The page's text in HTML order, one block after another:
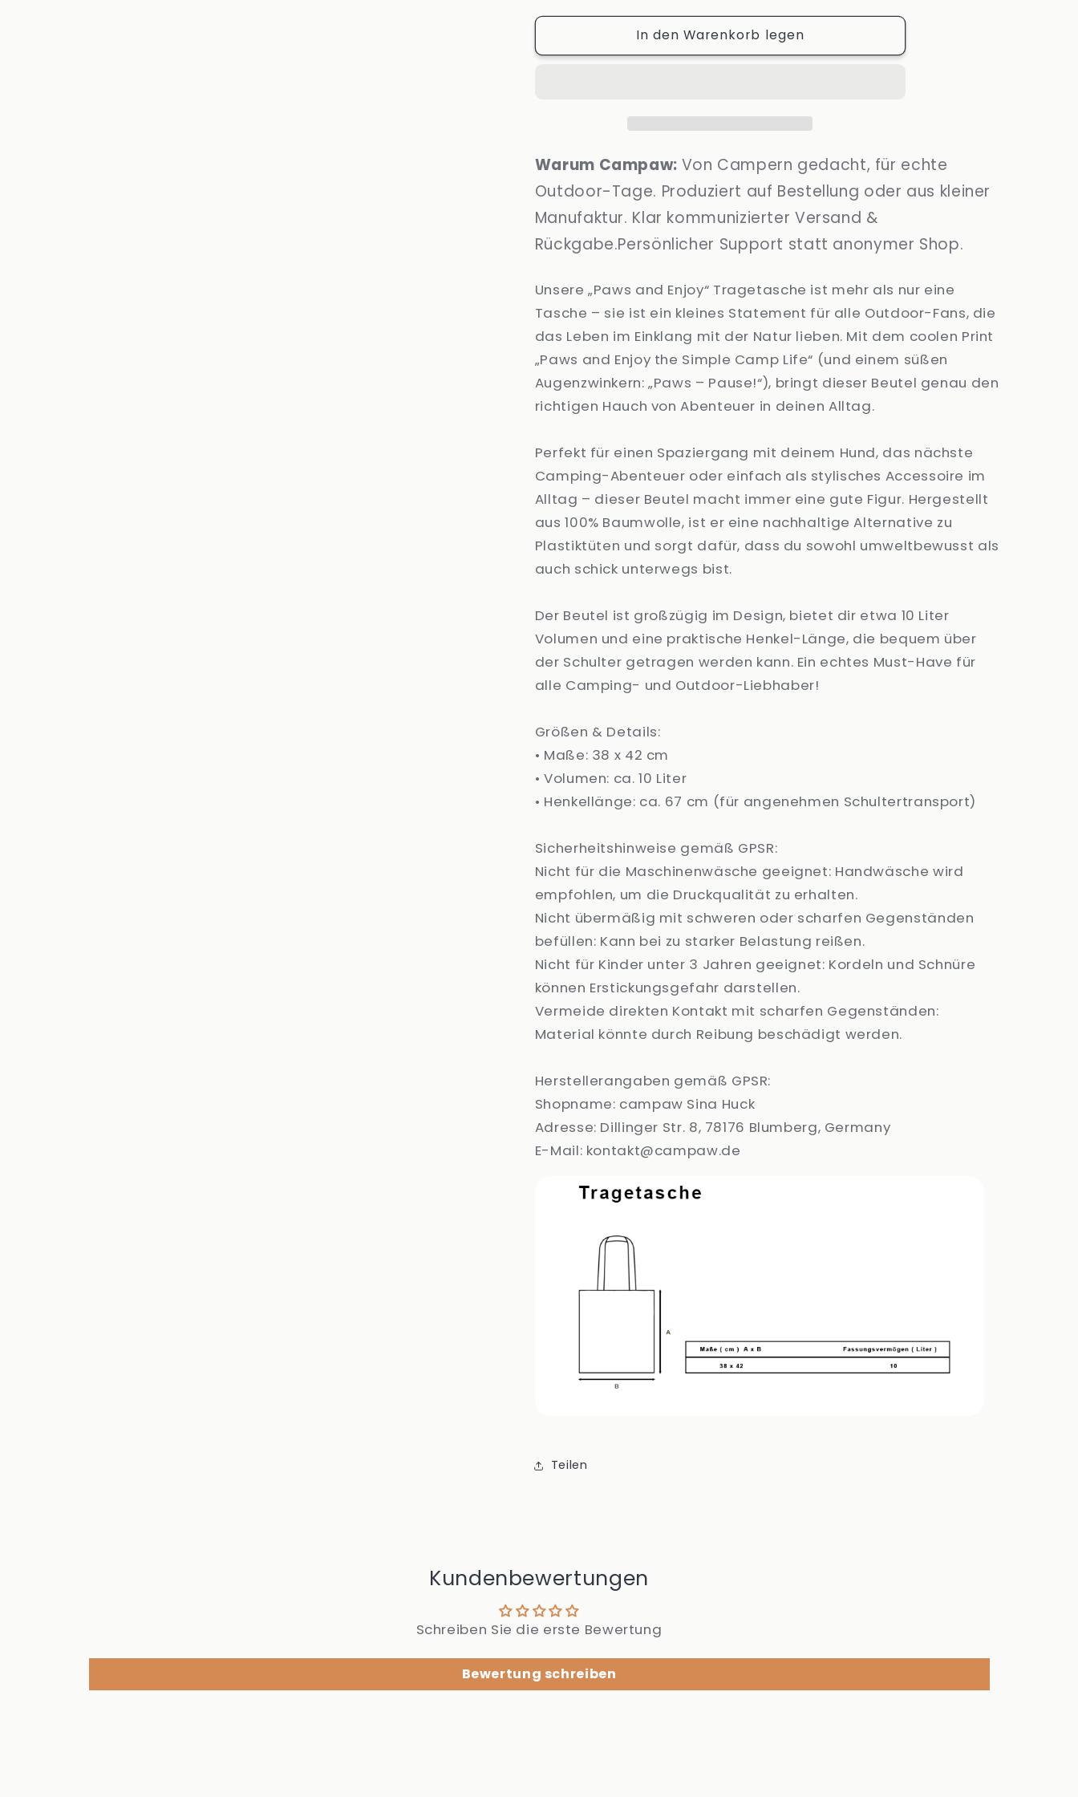
Menge
Tragetasche
Camp
für
Camping,
Menge
für
Tragetasche
Camp
Life“
für
Camping,
In den Warenkorb legen
Warum Campaw: Von Campern gedacht, für echte
Outdoor-Tage. Produziert auf Bestellung oder aus kleiner
Manufaktur. Klar kommunizierter Versand &
Rückgabe.Persönlicher Support statt anonymer Shop.
Unsere „Paws and Enjoy“ Tragetasche ist mehr als nur eine
Tasche – sie ist ein kleines Statement für alle Outdoor-Fans, die
das Leben im Einklang mit der Natur lieben. Mit dem coolen Print
„Paws and Enjoy the Simple Camp Life“ (und einem süßen
Augenzwinkern: „Paws – Pause!“), bringt dieser Beutel genau den
richtigen Hauch von Abenteuer in deinen Alltag.
Perfekt für einen Spaziergang mit deinem Hund, das nächste
Camping-Abenteuer oder einfach als stylisches Accessoire im
Alltag – dieser Beutel macht immer eine gute Figur. Hergestellt
aus 100% Baumwolle, ist er eine nachhaltige Alternative zu
Plastiktüten und sorgt dafür, dass du sowohl umweltbewusst als
auch schick unterwegs bist.
Der Beutel ist großzügig im Design, bietet dir etwa 10 Liter
Volumen und eine praktische Henkel-Länge, die bequem über
der Schulter getragen werden kann. Ein echtes Must-Have für
alle Camping- und Outdoor-Liebhaber!
Größen & Details:
• Maße: 38 x 42 cm
• Volumen: ca. 10 Liter
• Henkellänge: ca. 67 cm (für angenehmen Schultertransport)
Sicherheitshinweise gemäß GPSR:
Nicht für die Maschinenwäsche geeignet: Handwäsche wird
empfohlen, um die Druckqualität zu erhalten.
Nicht übermäßig mit schweren oder scharfen Gegenständen
befüllen: Kann bei zu starker Belastung reißen.
Nicht für Kinder unter 3 Jahren geeignet: Kordeln und Schnüre
können Erstickungsgefahr darstellen.
Vermeide direkten Kontakt mit scharfen Gegenständen:
Material könnte durch Reibung beschädigt werden.
Herstellerangaben gemäß GPSR:
Shopname: campaw Sina Huck
Adresse: Dillinger Str. 8, 78176 Blumberg, Germany
E-Mail: kontakt@campaw.de
Teilen
Kundenbewertungen
Schreiben Sie die erste Bewertung
Bewertung schreiben